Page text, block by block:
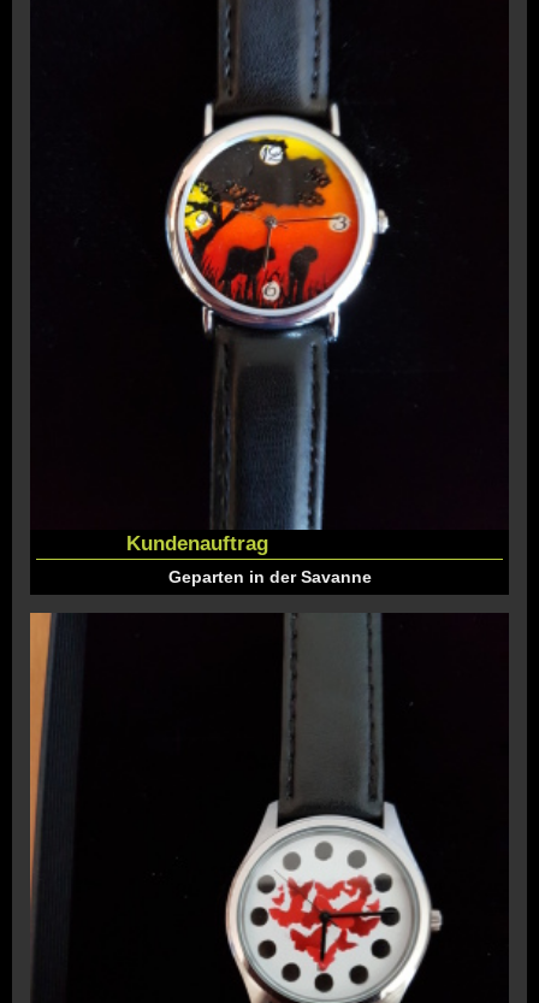
Kundenauftrag
Geparten in der Savanne